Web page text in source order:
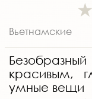
Вьетнамские
красивым,
умные вещи